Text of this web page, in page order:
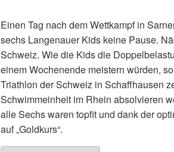
Einen Tag nach dem Wettkampf in
sechs Langenauer Kids keine Pause.
Schweiz. Wie die Kids die
einem Wochenende meistern würden,
Triathlon der Schweiz in Schaffhausen
Schwimmeinheit im Rhein absolvieren
alle Sechs waren topfit und dank der
auf „Goldkurs“.